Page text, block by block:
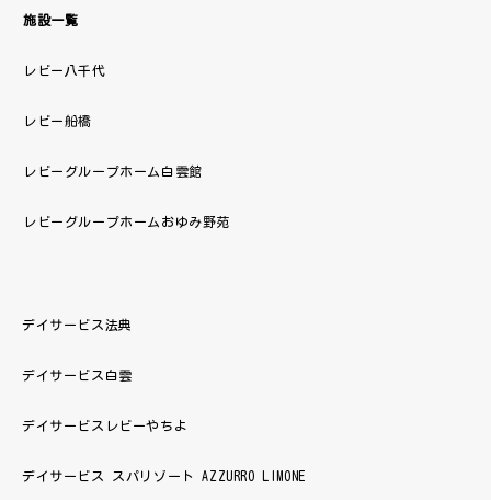
施設一覧
レビー八千代
レビー船橋
レビーグループホーム白雲館
レビーグループホームおゆみ野苑
デイサービス法典
デイサービス白雲
デイサービスレビーやちよ
デイサービス スパリゾート AZZURRO LIMONE